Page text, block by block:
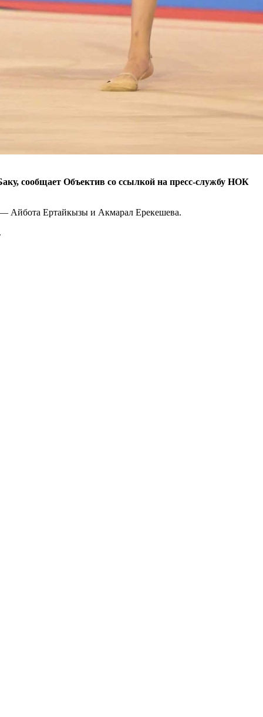
сообщает Объектив со ссылкой на пресс-службу НОК
— Айбота Ертайкызы и Акмарал Ерекешева.